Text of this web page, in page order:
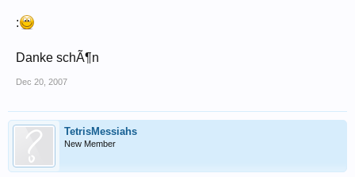
:
Danke schÃ¶n
Dec 20, 2007
TetrisMessiahs
New Member